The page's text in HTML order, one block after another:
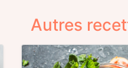
Autres